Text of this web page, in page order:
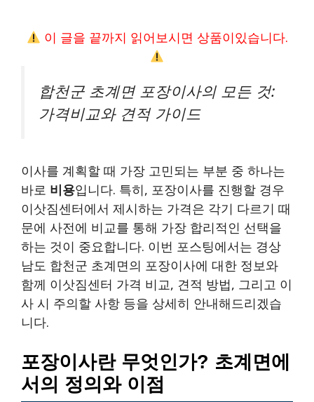
이 글을 끝까지 읽어보시면 상품이있습니다.
합천군 초계면 포장이사의 모든 것:
가격비교와 견적 가이드
이사를 계획할 때 가장 고민되는 부분 중 하나는
바로 비용입니다. 특히, 포장이사를 진행할 경우
이삿짐센터에서 제시하는 가격은 각기 다르기 때
문에 사전에 비교를 통해 가장 합리적인 선택을
하는 것이 중요합니다. 이번 포스팅에서는 경상
남도 합천군 초계면의 포장이사에 대한 정보와
함께 이삿짐센터 가격 비교, 견적 방법, 그리고 이
사 시 주의할 사항 등을 상세히 안내해드리겠습
니다.
포장이사란 무엇인가? 초계면에
서의 정의와 이점